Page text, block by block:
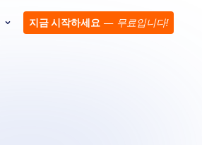
지금 시작하세요 — 무료입니다!